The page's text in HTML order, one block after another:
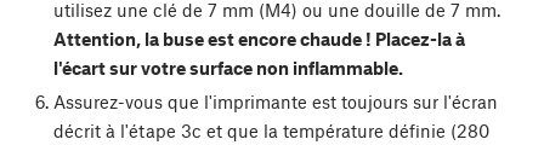
utilisez une clé de 7 mm (M4) ou une douille de 7 mm.
Attention, la buse est encore chaude ! Placez-la à
l'écart sur votre surface non inflammable.
Assurez-vous que l'imprimante est toujours sur l'écran
décrit à l'étape 3c et que la température définie (280